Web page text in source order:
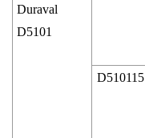
Duraval
D5101
D510115